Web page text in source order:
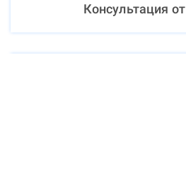
Консультация от